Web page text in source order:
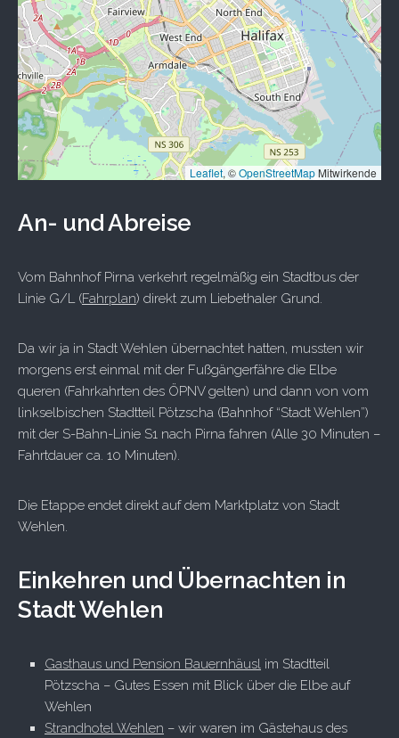
Leaflet, ©OpenStreetMapMitwirkende
An- und Abreise
Vom Bahnhof Pirna verkehrt regelmäßig ein Stadtbus der
Linie G/L (Fahrplan) direkt zum Liebethaler Grund.
Da wir ja in Stadt Wehlen übernachtet hatten, mussten wir
morgens erst einmal mit der Fußgängerfähre die Elbe
queren (Fahrkahrten des ÖPNV gelten) und dann von vom
linkselbischen Stadtteil Pötzscha (Bahnhof “Stadt Wehlen”)
mit der S-Bahn-Linie S1 nach Pirna fahren (Alle 30 Minuten –
Fahrtdauer ca. 10 Minuten).
Die Etappe endet direkt auf dem Marktplatz von Stadt
Wehlen.
Einkehren und Übernachten in
Stadt Wehlen
Gasthaus und Pension Bauernhäusl im Stadtteil
Pötzscha – Gutes Essen mit Blick über die Elbe auf
Wehlen
Strandhotel Wehlen – wir waren im Gästehaus des